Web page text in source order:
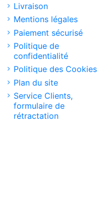
Livraison
Mentions légales
Paiement sécurisé
Politique de
confidentialité
Politique des Cookies
Plan du site
Service Clients,
formulaire de
rétractation